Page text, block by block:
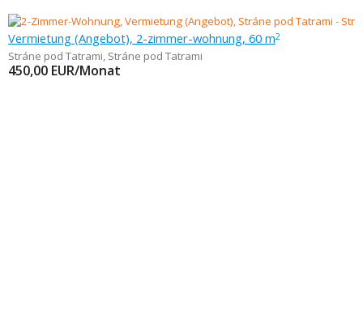
Vermietung (Angebot), 2-zimmer-wohnung, 60 m2
Stráne pod Tatrami, Stráne pod Tatrami
450,00 EUR/Monat